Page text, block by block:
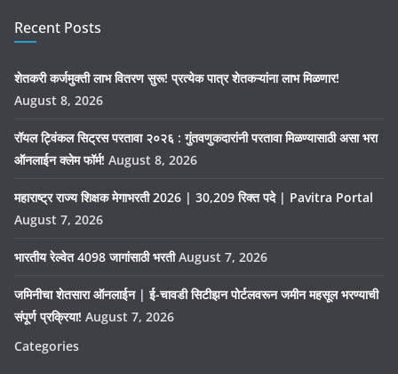
Recent Posts
शेतकरी कर्जमुक्ती लाभ वितरण सुरू! प्रत्येक पात्र शेतकऱ्यांना लाभ मिळणार!
August 8, 2026
रॉयल ट्विंकल सिट्रस परतावा २०२६ : गुंतवणुकदारांनी परतावा मिळण्यासाठी असा भरा
ऑनलाईन क्लेम फॉर्म! August 8, 2026
महाराष्ट्र राज्य शिक्षक मेगाभरती 2026 | 30,209 रिक्त पदे | Pavitra Portal
August 7, 2026
भारतीय रेल्वेत 4098 जागांसाठी भरती August 7, 2026
जमिनीचा शेतसारा ऑनलाईन | ई-चावडी सिटीझन पोर्टलवरून जमीन महसूल भरण्याची
संपूर्ण प्रक्रिया! August 7, 2026
Categories